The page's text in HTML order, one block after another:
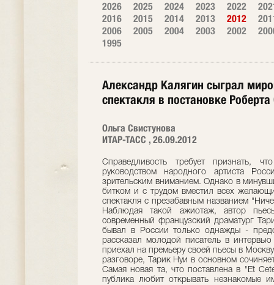
2026 2025 2024 2023 2022
2016
2015 2014 2013 2012
2006
2005 2004 2003 2002
1995
Александр Калягин сыграл
спектакля в постановке Роберта
Ольга Свистунова
ИТАР-ТАСС , 26.09.2012
Справедливость требует признать,
руководством народного артиста
зрительским вниманием. Однако в
битком и с трудом вместил всех
спектакля с презабавным названием
Наблюдая такой ажиотаж, автор
современный французский драматург
бывал в России только однажды -
рассказал молодой писатель в
приехал на премьеру своей пьесы в
разговоре, Тарик Нуи в основном
Самая новая та, что поставлена в "Et
публика любит открывать незнакомые